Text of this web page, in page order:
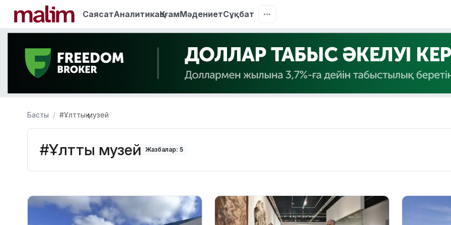
СаясатАналитикаҚоғамМәдениетСұқбат
Басты #Ұлттық музей
#Ұлттық музей Жазбалар: 5